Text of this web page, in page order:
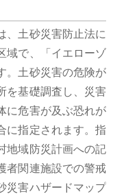
、土砂災害防止法に
域で、「イエローゾ
。土砂災害の危険が
を基礎調査し、災害
に危害が及ぶ恐れが
に指定されます。指
地域防災計画への記
者関連施設での警戒
災害ハザードマップ